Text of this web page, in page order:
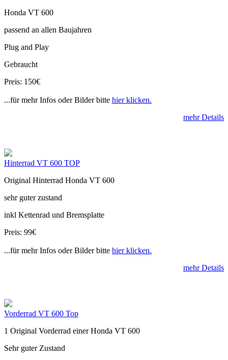
Honda VT 600
passend an allen Baujahren
Plug and Play
Gebraucht
Preis: 150€
...für mehr Infos oder Bilder bitte hier klicken.
mehr Details
Hinterrad VT 600 TOP
Original Hinterrad Honda VT 600
sehr guter zustand
inkl Kettenrad und Bremsplatte
Preis: 99€
...für mehr Infos oder Bilder bitte hier klicken.
mehr Details
Vorderrad VT 600 Top
1 Original Vorderrad einer Honda VT 600
Sehr guter Zustand